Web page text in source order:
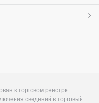
в торговом реестре
сведений в торговый